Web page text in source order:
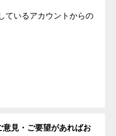
ているアカウントからの
意見・ご要望があればお